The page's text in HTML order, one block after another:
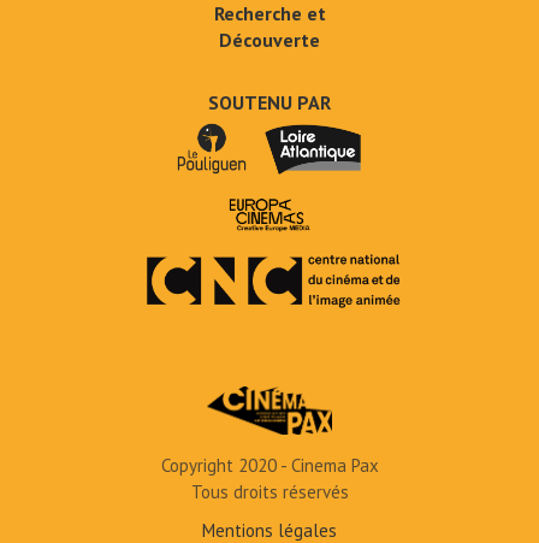
Recherche et
Découverte
SOUTENU PAR
Copyright 2020 - Cinema Pax
Tous droits réservés
Mentions légales